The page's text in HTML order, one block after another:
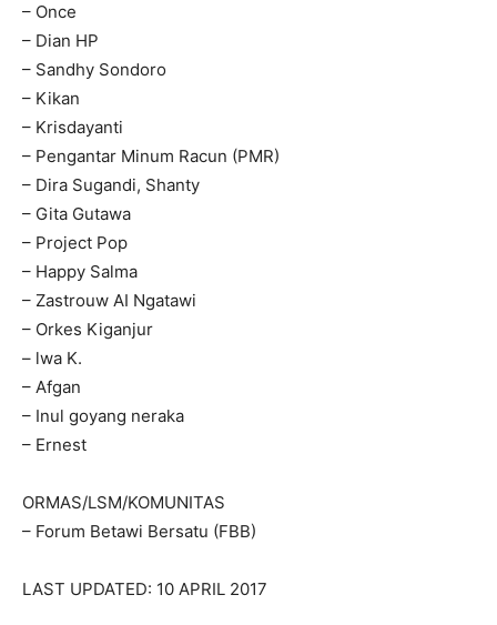
– Once
– Dian HP
– Sandhy Sondoro
– Kikan
– Krisdayanti
– Pengantar Minum Racun (PMR)
– Dira Sugandi, Shanty
– Gita Gutawa
– Project Pop
– Happy Salma
– Zastrouw AI Ngatawi
– Orkes Kiganjur
– lwa K.
– Afgan
– Inul goyang neraka
– Ernest
ORMAS/LSM/KOMUNITAS
– Forum Betawi Bersatu (FBB)
LAST UPDATED: 10 APRIL 2017